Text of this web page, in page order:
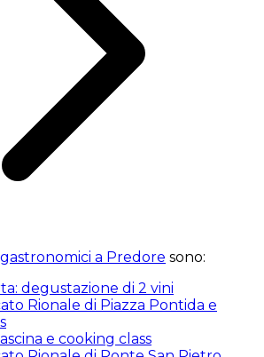
a Predore sono:
degustazione di 2 vini
Rionale di Piazza Pontida e
e cooking class